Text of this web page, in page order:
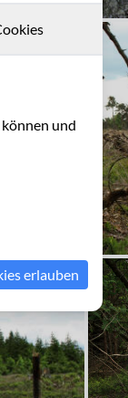
und
erlauben